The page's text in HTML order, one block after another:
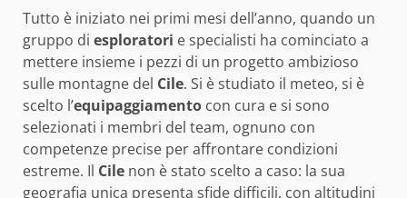
Tutto è iniziato nei primi mesi dell’anno, quando un
gruppo di esploratori e specialisti ha cominciato a
mettere insieme i pezzi di un progetto ambizioso
sulle montagne del Cile. Si è studiato il meteo, si è
scelto l’equipaggiamento con cura e si sono
selezionati i membri del team, ognuno con
competenze precise per affrontare condizioni
estreme. Il Cile non è stato scelto a caso: la sua
geografia unica presenta sfide difficili, con altitudini